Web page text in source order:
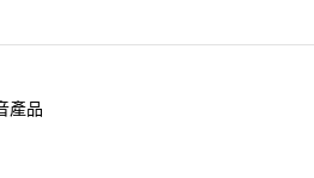
產品